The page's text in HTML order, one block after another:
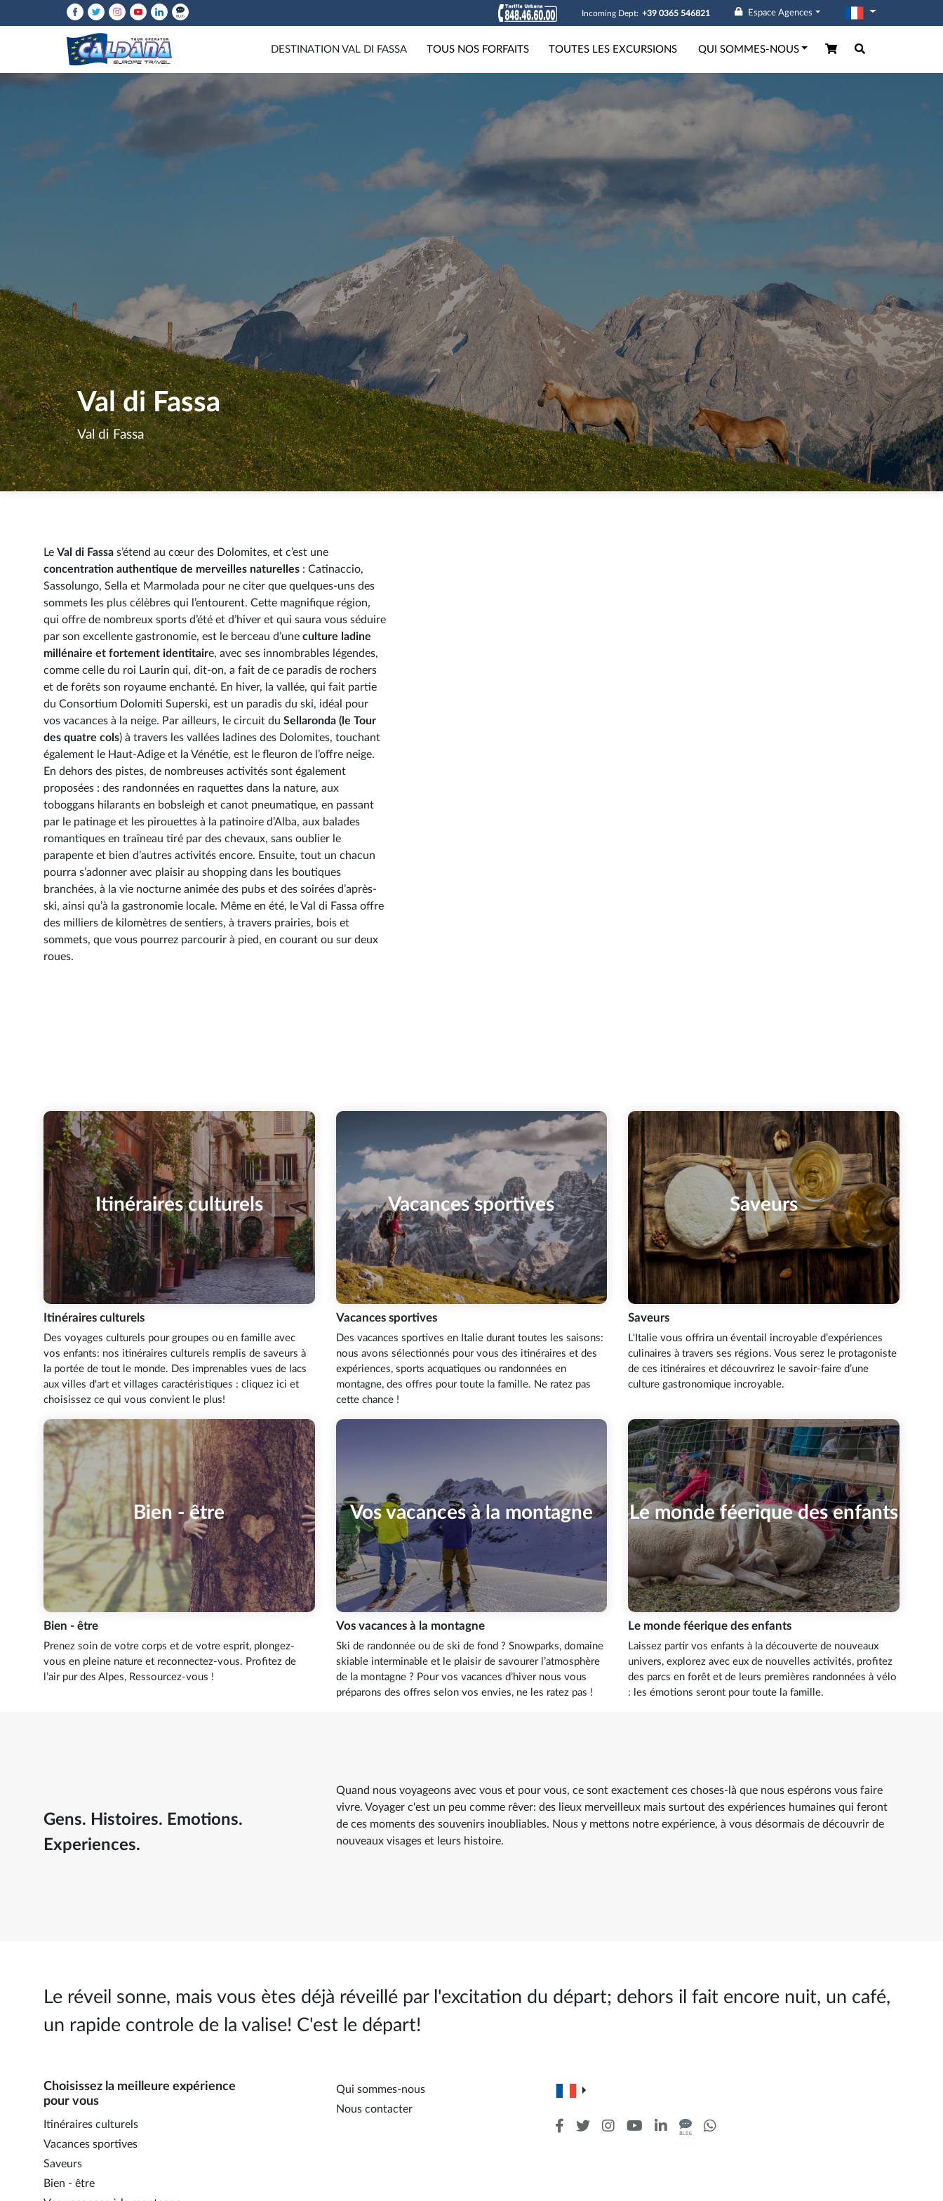
Incoming Dept: +39 0365 546821 Espace Agences
DESTINATION VAL DI FASSA TOUS NOS FORFAITS TOUTES LES EXCURSIONS QUI SOMMES-NOUS
Val di Fassa
Val di Fassa
Le Val di Fassa s’étend au cœur des Dolomites, et c’est une
concentration authentique de merveilles naturelles : Catinaccio,
Sassolungo, Sella et Marmolada pour ne citer que quelques-uns des
sommets les plus célèbres qui l’entourent. Cette magnifique région,
qui offre de nombreux sports d’été et d’hiver et qui saura vous séduire
par son excellente gastronomie, est le berceau d’une culture ladine
millénaire et fortement identitaire, avec ses innombrables légendes,
comme celle du roi Laurin qui, dit-on, a fait de ce paradis de rochers
et de forêts son royaume enchanté. En hiver, la vallée, qui fait partie
du Consortium Dolomiti Superski, est un paradis du ski, idéal pour
vos vacances à la neige. Par ailleurs, le circuit du Sellaronda (le Tour
des quatre cols) à travers les vallées ladines des Dolomites, touchant
également le Haut-Adige et la Vénétie, est le fleuron de l’offre neige.
En dehors des pistes, de nombreuses activités sont également
proposées : des randonnées en raquettes dans la nature, aux
toboggans hilarants en bobsleigh et canot pneumatique, en passant
par le patinage et les pirouettes à la patinoire d’Alba, aux balades
romantiques en traîneau tiré par des chevaux, sans oublier le
parapente et bien d’autres activités encore. Ensuite, tout un chacun
pourra s’adonner avec plaisir au shopping dans les boutiques
branchées, à la vie nocturne animée des pubs et des soirées d’après-
ski, ainsi qu’à la gastronomie locale. Même en été, le Val di Fassa offre
des milliers de kilomètres de sentiers, à travers prairies, bois et
sommets, que vous pourrez parcourir à pied, en courant ou sur deux
roues.
Itinéraires culturels
Itinéraires culturels
Des voyages culturels pour groupes ou en famille avec
vos enfants: nos itinéraires culturels remplis de saveurs à
la portée de tout le monde. Des imprenables vues de lacs
aux villes d'art et villages caractéristiques : cliquez ici et
choisissez ce qui vous convient le plus!
Vacances sportives
Vacances sportives
Des vacances sportives en Italie durant toutes les saisons:
nous avons sélectionnés pour vous des itinéraires et des
expériences, sports acquatiques ou randonnées en
montagne, des offres pour toute la famille. Ne ratez pas
cette chance !
Saveurs
Saveurs
L'Italie vous offrira un éventail incroyable d’expériences
culinaires à travers ses régions. Vous serez le protagoniste
de ces itinéraires et découvrirez le savoir-faire d’une
culture gastronomique incroyable.
Bien - être
Bien - être
Prenez soin de votre corps et de votre esprit, plongez-
vous en pleine nature et reconnectez-vous. Profitez de
l’air pur des Alpes, Ressourcez-vous !
Vos vacances à la montagne
Vos vacances à la montagne
Ski de randonnée ou de ski de fond ? Snowparks, domaine
skiable interminable et le plaisir de savourer l’atmosphère
de la montagne ? Pour vos vacances d’hiver nous vous
préparons des offres selon vos envies, ne les ratez pas !
Le monde féerique des enfants
Le monde féerique des enfants
Laissez partir vos enfants à la découverte de nouveaux
univers, explorez avec eux de nouvelles activités, profitez
des parcs en forêt et de leurs premières randonnées à vélo
: les émotions seront pour toute la famille.
Gens. Histoires. Emotions.
Experiences.
Quand nous voyageons avec vous et pour vous, ce sont exactement ces choses-là que nous espérons vous faire
vivre. Voyager c'est un peu comme rêver: des lieux merveilleux mais surtout des expériences humaines qui feront
de ces moments des souvenirs inoubliables. Nous y mettons notre expérience, à vous désormais de découvrir de
nouveaux visages et leurs histoire.
Le réveil sonne, mais vous ètes déjà réveillé par l'excitation du départ; dehors il fait encore nuit, un café,
un rapide controle de la valise! C'est le départ!
Choisissez la meilleure expérience
pour vous
Itinéraires culturels
Vacances sportives
Saveurs
Bien - être
Qui sommes-nous
Nous contacter